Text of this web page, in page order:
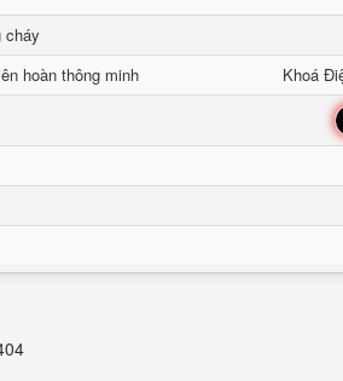
cháy
hoàn thông minh
Khoá